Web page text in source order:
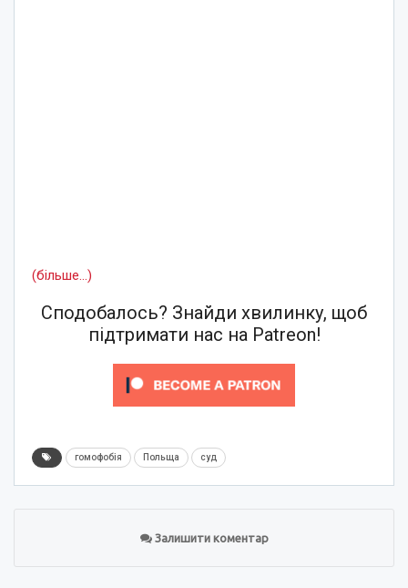
(більше…)
Сподобалось? Знайди хвилинку, щоб
підтримати нас на Patreon!
гомофобія Польща суд
Залишити коментар